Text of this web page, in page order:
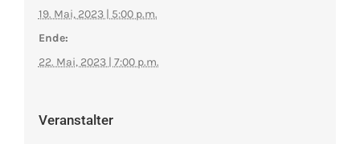
19. Mai, 2023 | 5:00 p.m.
Ende:
22. Mai, 2023 | 7:00 p.m.
Veranstalter